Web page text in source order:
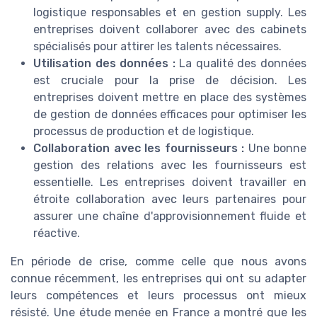
logistique responsables et en gestion supply. Les
entreprises doivent collaborer avec des cabinets
spécialisés pour attirer les talents nécessaires.
Utilisation des données :La qualité des données
est cruciale pour la prise de décision. Les
entreprises doivent mettre en place des systèmes
de gestion de données efficaces pour optimiser les
processus de production et de logistique.
Collaboration avec les fournisseurs : Une bonne
gestion des relations avec les fournisseurs est
essentielle. Les entreprises doivent travailler en
étroite collaboration avec leurs partenaires pour
assurer une chaîne d'approvisionnement fluide et
réactive.
En période de crise, comme celle que nous avons
connue récemment, les entreprises qui ont su adapter
leurs compétences et leurs processus ont mieux
résisté. Une étude menée en France a montré que les